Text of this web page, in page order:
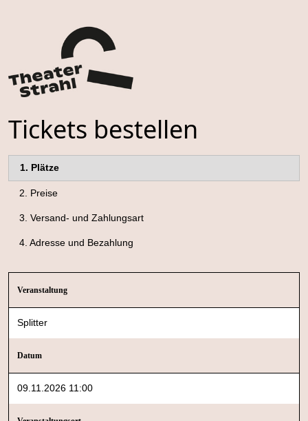
Tickets bestellen
1. Plätze
2. Preise
3. Versand- und Zahlungsart
4. Adresse und Bezahlung
Veranstaltung
Splitter
Datum
09.11.2026 11:00